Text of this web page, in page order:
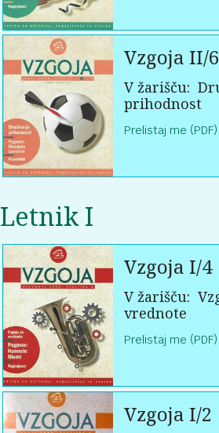
Vzgoja II/6
V žarišču:
prihodnost
Prelistaj me (PDF)
Letnik I
Vzgoja I/4
V žarišču:
vrednote
Prelistaj me (PDF)
Vzgoja I/2